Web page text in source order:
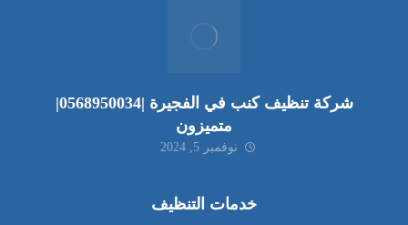
شركة تنظيف كنب في الفجيرة |0568950034|
متميزون
نوفمبر 5, 2024
خدمات التنظيف